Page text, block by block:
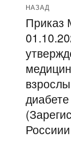
по
НАЗАД
запись:
Приказ